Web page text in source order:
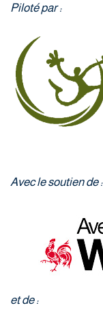
Piloté par :
Avec le soutien de :
et de :